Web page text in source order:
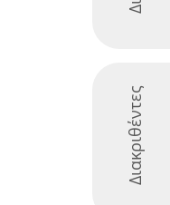
Διακριθέντες